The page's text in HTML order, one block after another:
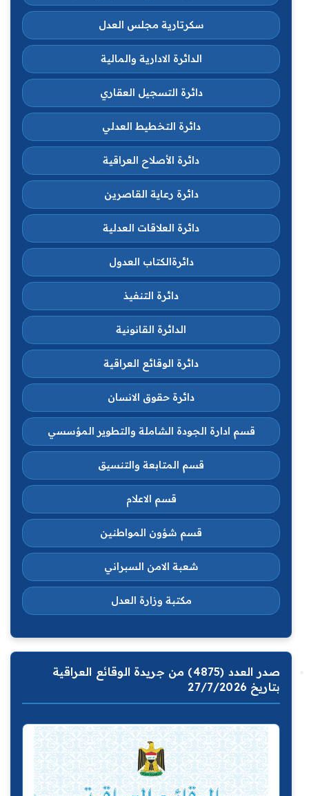
سكرتارية مجلس العدل
الدائرة الادارية والمالية
دائرة التسجيل العقاري
دائرة التخطيط العدلي
دائرة الأصلاح العراقية
دائرة رعاية القاصرين
دائرة العلاقات العدلية
دائرةالكتاب العدول
دائرة التنفيذ
الدائرة القانونية
دائرة الوقائع العراقية
دائرة حقوق الانسان
قسم ادارة الجودة الشاملة والتطوير المؤسسي
قسم المتابعة والتنسيق
قسم الاعلام
قسم شؤون المواطنين
شعبة الامن السبراني
مكتبة وزارة العدل
صدر العدد (4875) من جريدة الوقائع العراقية
بتاريخ 27/7/2026